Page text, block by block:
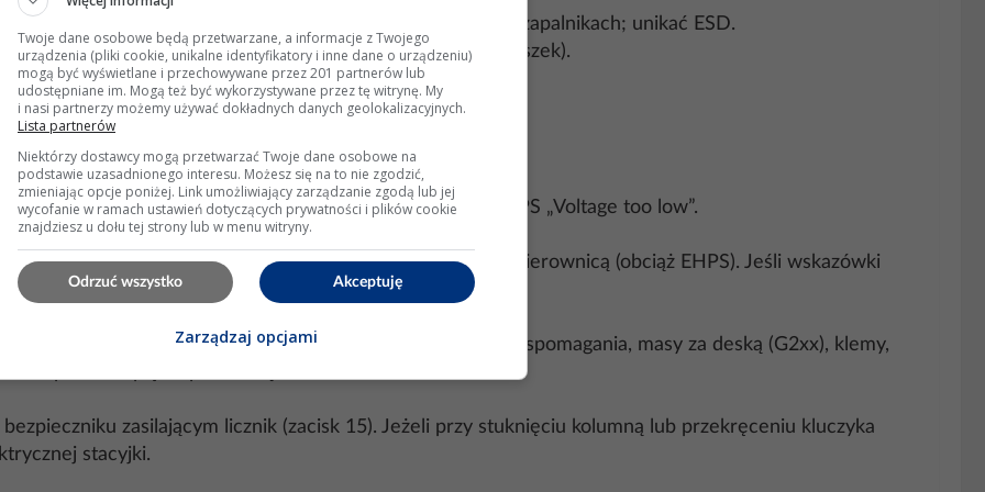
i odczekaj min. 10 minut; nie mierzyć oporności na zapalnikach; unikać ESD.
(zwiększona siła na kierownicy) i SRS (brak działania poduszek).
historia może mieć znaczenie dowodowe.
Assist, 03‑ABS, 01‑Engine.
komunikacji CAN), „Supply Voltage B+ low”, błędy EHPS „Voltage too low”.
włącz: światła, ogrzew. szyby, dmuchawa, manewruj kierownicą (obciąż EHPS). Jeśli wskazówki
regulatora/połączeń wysokoprądowych.
masy nadwozie–silnik, masa przy pompie wspomagania, masy za deską (G2xx), klemy,
spadku napięcia pod obciążeniem.
zasilającym licznik (zacisk 15). Jeżeli przy stuknięciu kolumną lub przekręceniu kluczyka
stacyjki.
Twoje dane osobowe będą przetwarzane, a informacje z Twojego
urządzenia (pliki cookie, unikalne identyfikatory i inne dane o urządzeniu)
mogą być wyświetlane i przechowywane przez 201 partnerów lub
udostępniane im. Mogą też być wykorzystywane przez tę witrynę. My
i nasi partnerzy możemy używać dokładnych danych geolokalizacyjnych.
Lista partnerów
Niektórzy dostawcy mogą przetwarzać Twoje dane osobowe na
podstawie uzasadnionego interesu. Możesz się na to nie zgodzić,
zmieniając opcje poniżej. Link umożliwiający zarządzanie zgodą lub jej
wycofanie w ramach ustawień dotyczących prywatności i plików cookie
znajdziesz u dołu tej strony lub w menu witryny.
Akceptuję
Odrzuć wszystko
Zarządzaj opcjami